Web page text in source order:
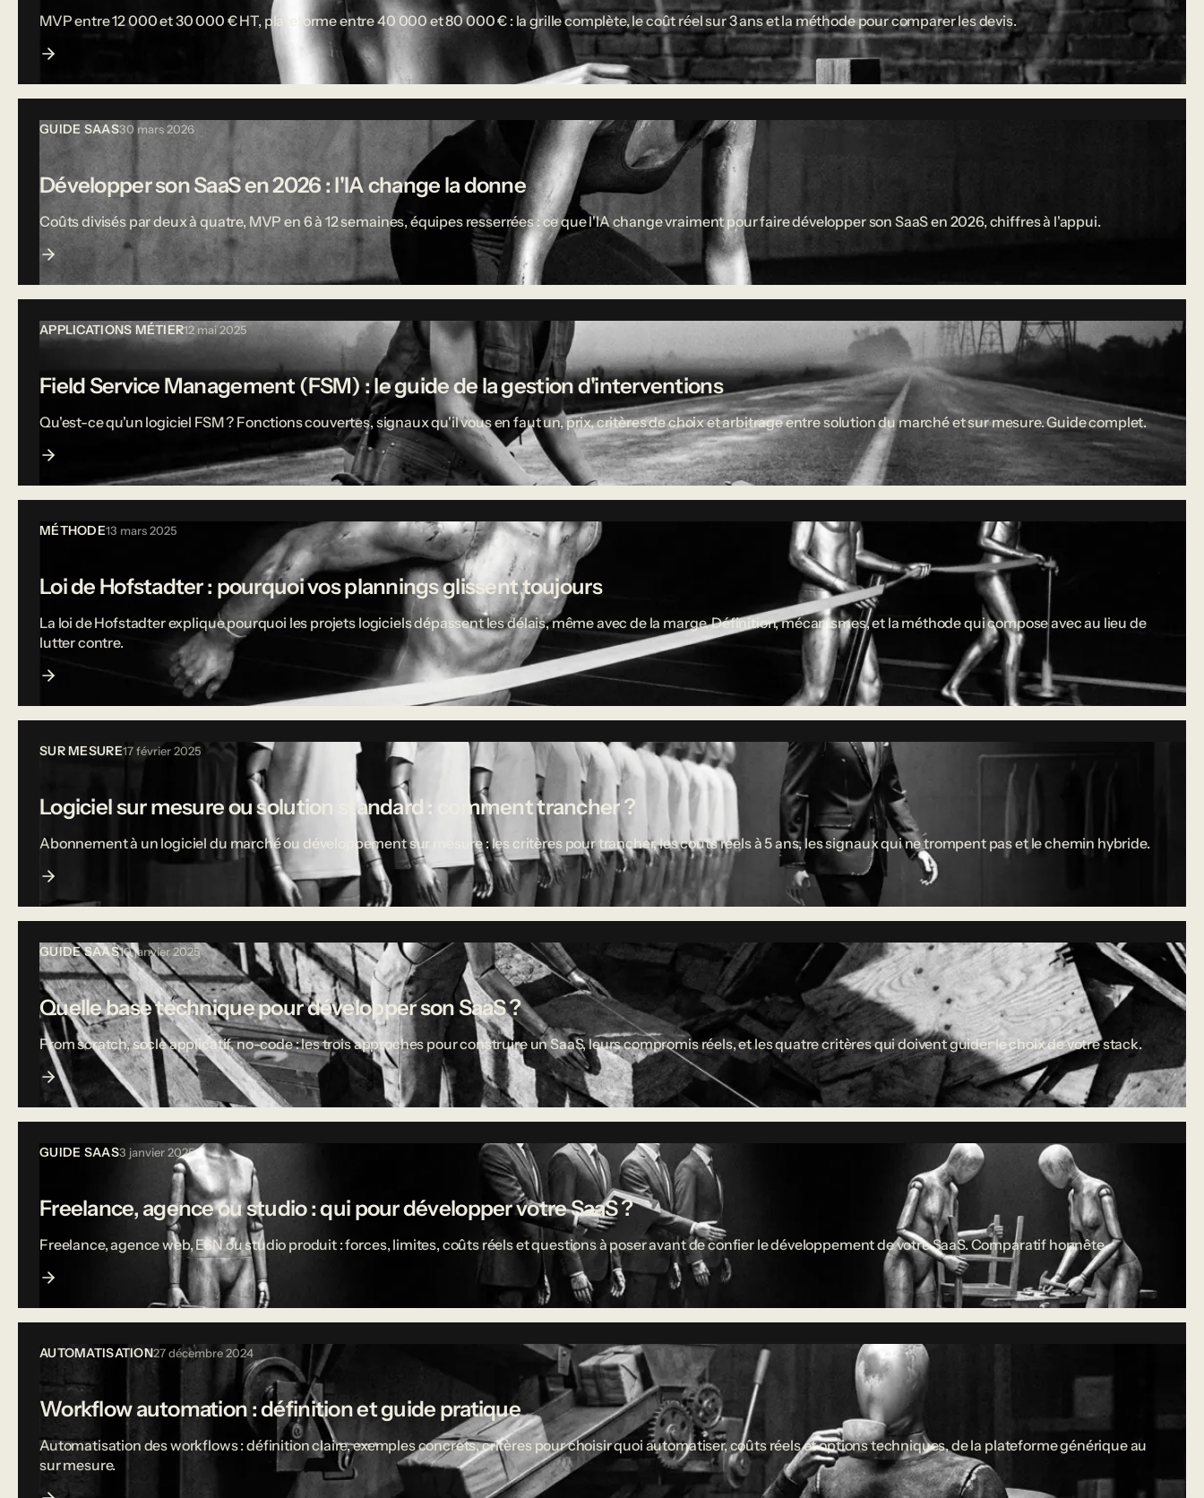
MVP entre 12 000 et 30 000 € HT, plateforme entre 40 000 et 80 000 € : la grille complète, le coût réel sur 3 ans et la méthode pour comparer les devis.
GUIDE SAAS30 mars 2026
Développer son SaaS en 2026 : l'IA change la donne
Coûts divisés par deux à quatre, MVP en 6 à 12 semaines, équipes resserrées : ce que l'IA change vraiment pour faire développer son SaaS en 2026, chiffres à l'appui.
APPLICATIONS MÉTIER12 mai 2025
Field Service Management (FSM) : le guide de la gestion d'interventions
Qu'est-ce qu'un logiciel FSM ? Fonctions couvertes, signaux qu'il vous en faut un, prix, critères de choix et arbitrage entre solution du marché et sur mesure. Guide complet.
MÉTHODE13 mars 2025
Loi de Hofstadter : pourquoi vos plannings glissent toujours
La loi de Hofstadter explique pourquoi les projets logiciels dépassent les délais, même avec de la marge. Définition, mécanismes, et la méthode qui compose avec au lieu de
lutter contre.
SUR MESURE17 février 2025
Logiciel sur mesure ou solution standard : comment trancher ?
Abonnement à un logiciel du marché ou développement sur mesure : les critères pour trancher, les coûts réels à 5 ans, les signaux qui ne trompent pas et le chemin hybride.
GUIDE SAAS10 janvier 2025
Quelle base technique pour développer son SaaS ?
From scratch, socle applicatif, no-code : les trois approches pour construire un SaaS, leurs compromis réels, et les quatre critères qui doivent guider le choix de votre stack.
GUIDE SAAS3 janvier 2025
Freelance, agence ou studio : qui pour développer votre SaaS ?
Freelance, agence web, ESN ou studio produit : forces, limites, coûts réels et questions à poser avant de confier le développement de votre SaaS. Comparatif honnête.
AUTOMATISATION27 décembre 2024
Workflow automation : définition et guide pratique
Automatisation des workflows : définition claire, exemples concrets, critères pour choisir quoi automatiser, coûts réels et options techniques, de la plateforme générique au
sur mesure.